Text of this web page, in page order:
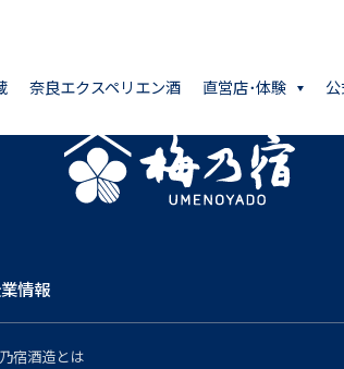
奈良エクスペリエン酒 直営店･体験
情報
宿酒造とは